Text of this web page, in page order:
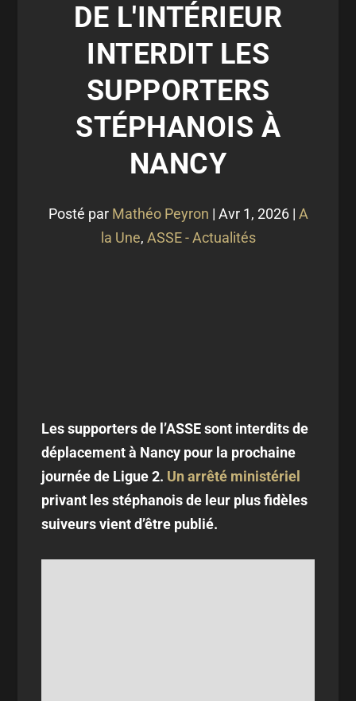
DE L'INTÉRIEUR
INTERDIT LES
SUPPORTERS
STÉPHANOIS À
NANCY
Posté par Mathéo Peyron | Avr 1, 2026| A
la Une, ASSE - Actualités
Les supporters de l’ASSE sont interdits de
déplacement à Nancy pour la prochaine
journée de Ligue 2. Un arrêté ministériel
privant les stéphanois de leur plus fidèles
suiveurs vient d’être publié.